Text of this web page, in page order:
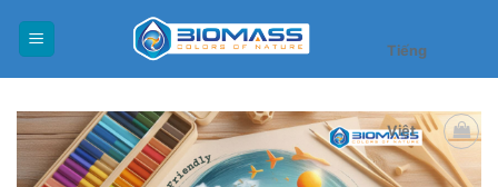
Tiếng
Việt